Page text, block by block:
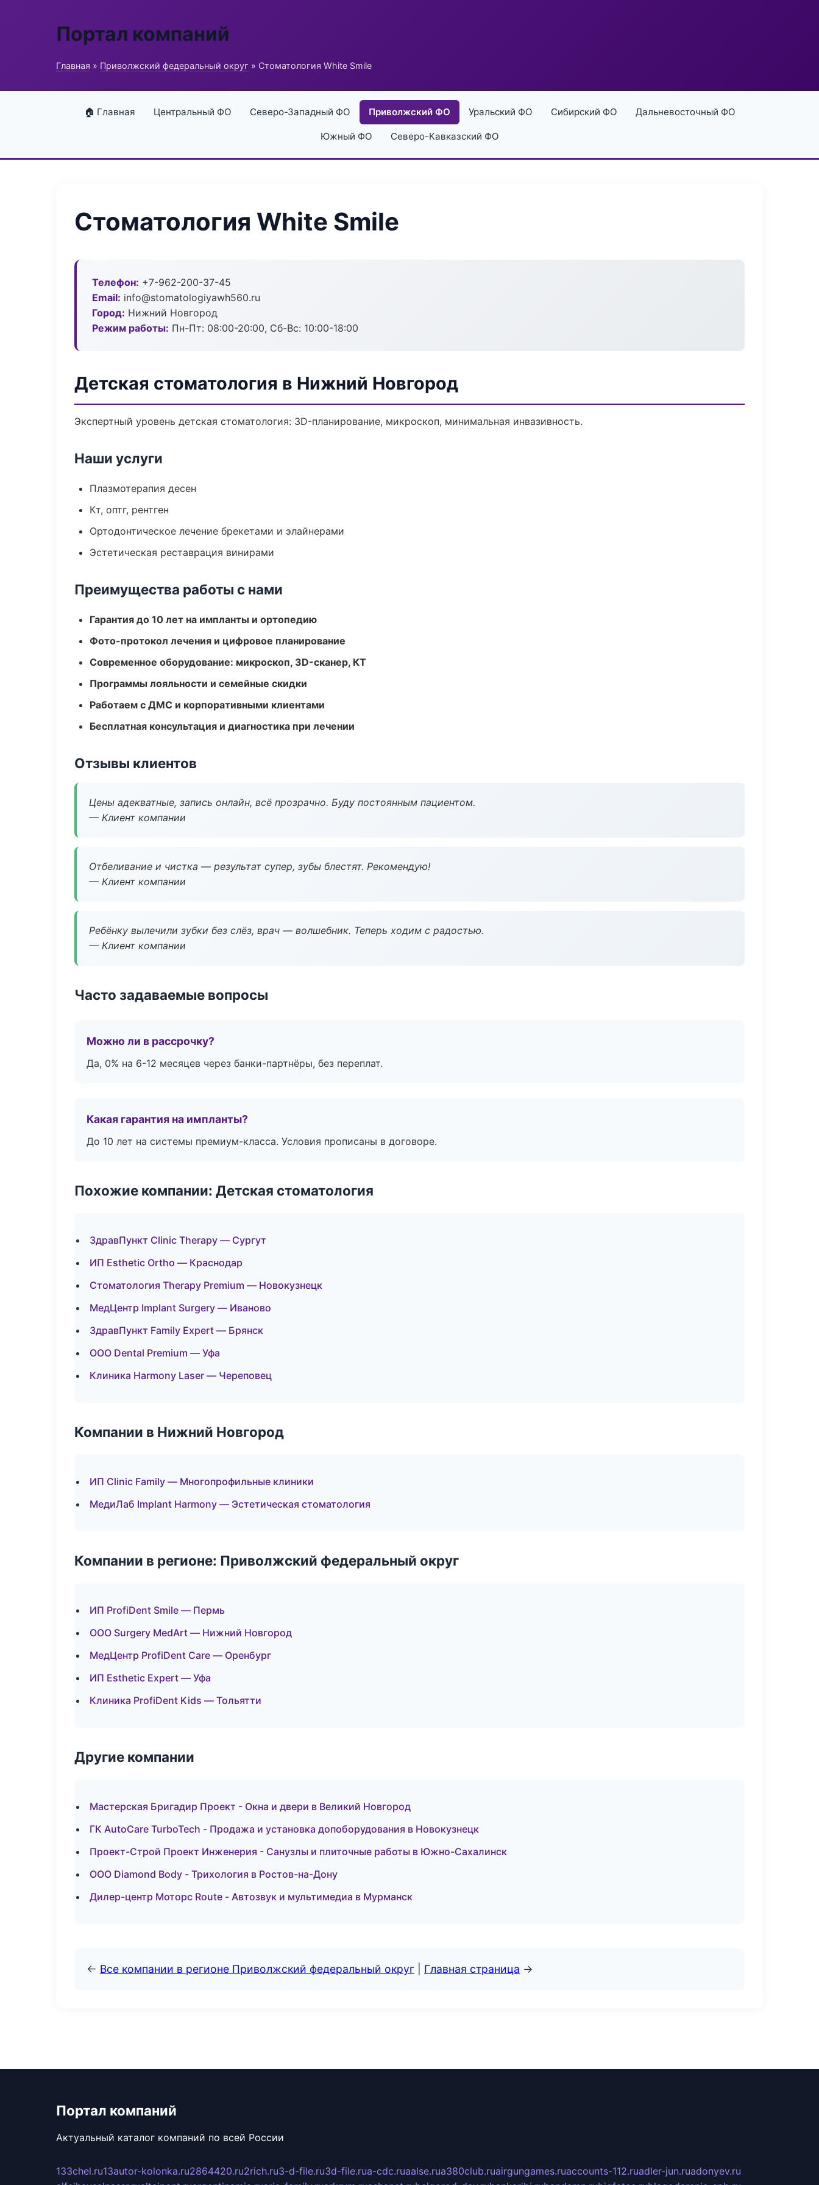
Портал компаний
Главная » Приволжский федеральный округ » Стоматология White Smile
🏠 Главная Центральный ФО Северо-Западный ФО Приволжский ФО Уральский ФО Сибирский ФО Дальневосточный ФО
Южный ФО Северо-Кавказский ФО
Стоматология White Smile
Телефон: +7-962-200-37-45
Email: info@stomatologiyawh560.ru
Город: Нижний Новгород
Режим работы: Пн-Пт: 08:00-20:00, Сб-Вс: 10:00-18:00
Детская стоматология в Нижний Новгород
Экспертный уровень детская стоматология: 3D-планирование, микроскоп, минимальная инвазивность.
Наши услуги
Плазмотерапия десен
Кт, оптг, рентген
Ортодонтическое лечение брекетами и элайнерами
Эстетическая реставрация винирами
Преимущества работы с нами
Гарантия до 10 лет на импланты и ортопедию
Фото-протокол лечения и цифровое планирование
Современное оборудование: микроскоп, 3D-сканер, КТ
Программы лояльности и семейные скидки
Работаем с ДМС и корпоративными клиентами
Бесплатная консультация и диагностика при лечении
Отзывы клиентов
Цены адекватные, запись онлайн, всё прозрачно. Буду постоянным пациентом.
— Клиент компании
Отбеливание и чистка — результат супер, зубы блестят. Рекомендую!
— Клиент компании
Ребёнку вылечили зубки без слёз, врач — волшебник. Теперь ходим с радостью.
— Клиент компании
Часто задаваемые вопросы
Можно ли в рассрочку?
Да, 0% на 6-12 месяцев через банки-партнёры, без переплат.
Какая гарантия на импланты?
До 10 лет на системы премиум-класса. Условия прописаны в договоре.
Похожие компании: Детская стоматология
ЗдравПункт Clinic Therapy — Сургут
ИП Esthetic Ortho — Краснодар
Стоматология Therapy Premium — Новокузнецк
МедЦентр Implant Surgery — Иваново
ЗдравПункт Family Expert — Брянск
ООО Dental Premium — Уфа
Клиника Harmony Laser — Череповец
Компании в Нижний Новгород
ИП Clinic Family — Многопрофильные клиники
МедиЛаб Implant Harmony — Эстетическая стоматология
Компании в регионе: Приволжский федеральный округ
ИП ProfiDent Smile — Пермь
ООО Surgery MedArt — Нижний Новгород
МедЦентр ProfiDent Care — Оренбург
ИП Esthetic Expert — Уфа
Клиника ProfiDent Kids — Тольятти
Другие компании
Мастерская Бригадир Проект - Окна и двери в Великий Новгород
ГК AutoCare TurboTech - Продажа и установка допоборудования в Новокузнецк
Проект-Строй Проект Инженерия - Санузлы и плиточные работы в Южно-Сахалинск
ООО Diamond Body - Трихология в Ростов-на-Дону
Дилер-центр Моторс Route - Автозвук и мультимедиа в Мурманск
← Все компании в регионе Приволжский федеральный округ Главная страница →
Портал компаний
Актуальный каталог компаний по всей России
133chel.ru13autor-kolonka.ru2864420.ru2rich.ru3-d-file.ru3d-file.rua-cdc.ruaalse.rua380club.ruairgungames.ruaccounts-112.ruadler-jun.ruadonyev.ru